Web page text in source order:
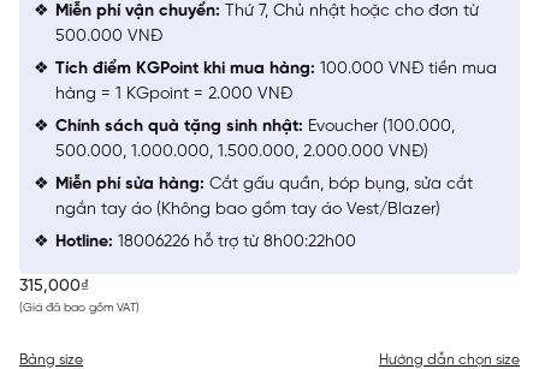
315,000₫
(Giá đã bao gồm VAT)
Bảng size Hướng dẫn chọn size
Miễn phí vận chuyển: Thứ 7, Chủ nhật hoặc cho đơn từ
500.000 VNĐ
Tích điểm KGPoint khi mua hàng: 100.000 VNĐ tiền mua
hàng = 1 KGpoint = 2.000 VNĐ
Chính sách quà tặng sinh nhật: Evoucher (100.000,
500.000, 1.000.000, 1.500.000, 2.000.000 VNĐ)
Miễn phí sửa hàng: Cắt gấu quần, bóp bụng, sửa cắt
ngắn tay áo (Không bao gồm tay áo Vest/Blazer)
Hotline: 18006226 hỗ trợ từ 8h00:22h00